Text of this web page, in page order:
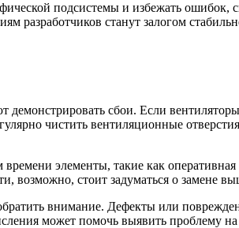
подсистемы и избежать ошибок,
разработчиков станут залогом
демонстрировать сбои. Если
чистить вентиляционные
элементы, такие как
возможно, стоит задуматься о замене
внимание. Дефекты или
может помочь выявить проблему